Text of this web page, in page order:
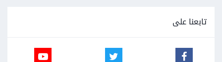
تابعنا على